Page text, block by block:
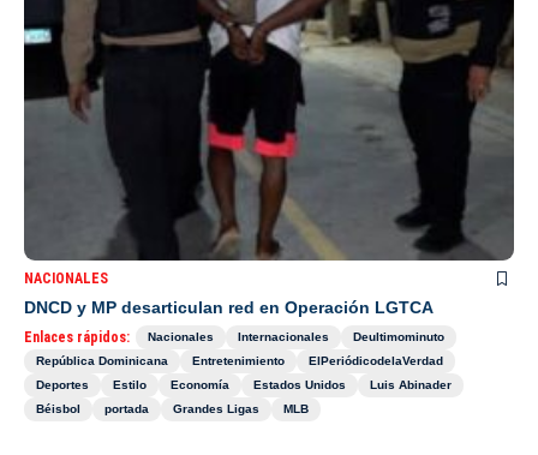
NACIONALES
DNCD y MP desarticulan red en Operación LGTCA
Enlaces rápidos: Nacionales Internacionales
Deultimominuto
República Dominicana
Entretenimiento
ElPeriódicodelaVerdad
Deportes
Estilo Economía Estados Unidos
Luis Abinader
Béisbol
portada Grandes Ligas MLB